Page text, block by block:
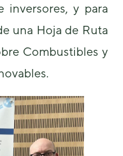
inversores, y para
una Hoja de Ruta
Combustibles y